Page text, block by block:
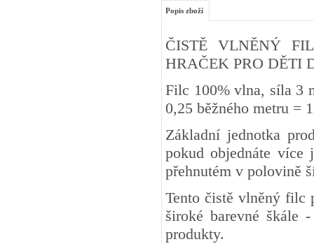
Popis zboží
ČISTĚ VLNĚNÝ
HRAČEK PRO DĚTI
Filc 100% vlna, síla 3
0,25 běžného metru
Základní jednotka
pokud objednáte více
přehnutém v polovině
Tento čistě vlněný filc
široké barevné škále
produkty.